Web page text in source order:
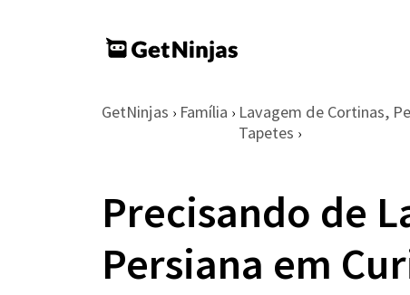
GetNinjas › Família › Lavagem de Cortinas,
Tapetes ›
Precisando de
Persiana em